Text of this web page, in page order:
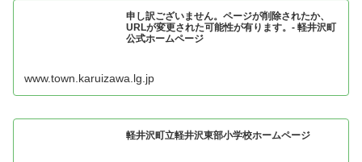
申し訳ございません。ページが削除されたか、
URLが変更された可能性が有ります。- 軽井沢町
公式ホームページ
www.town.karuizawa.lg.jp
軽井沢町立軽井沢東部小学校ホームページ